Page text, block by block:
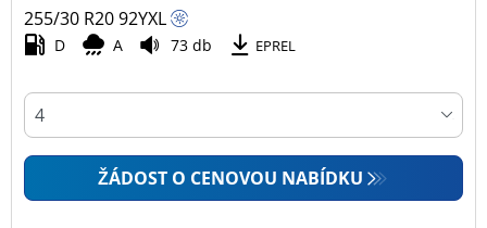
255/30 R2092YXL
D A 73 db EPREL
ŽÁDOST O CENOVOU NABÍDKU